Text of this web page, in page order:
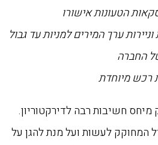
הטעונות אישורו
ערך המירים למניות עד גבול
החברה
רכש מיוחדת
חשיבות רבה לדירקטוריון.
המחוקק לעשות ועל מנת להגן על